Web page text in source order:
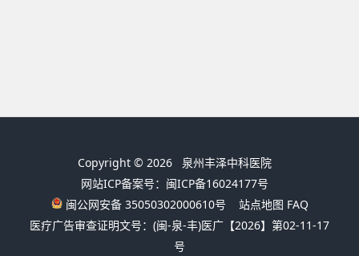
Copyright © 2026 泉州丰泽中科医院
网站ICP备案号：闽ICP备16024177号
闽公网安备 35050302000610号
站点地图 FAQ
医疗广告审查证明文号：(闽-泉-丰)医广【2026】第02-11-17
号